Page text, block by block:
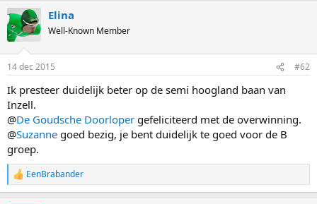
Elina
Well-Known Member
14 dec 2015 #62
Ik presteer duidelijk beter op de semi hoogland baan van
Inzell.
@De Goudsche Doorloper gefeliciteerd met de overwinning.
@Suzanne goed bezig, je bent duidelijk te goed voor de B
groep.
R
e
EenBrabander